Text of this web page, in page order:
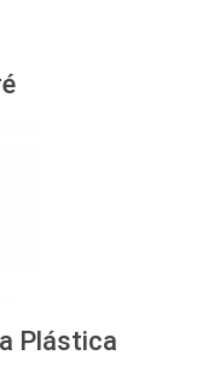
Plástica